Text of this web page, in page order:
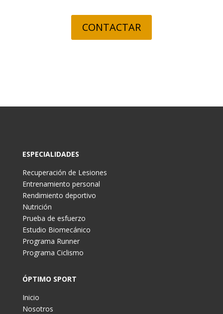
CONTACTAR
ESPECIALIDADES
Recuperación de Lesiones
Entrenamiento personal
Rendimiento deportivo
Nutrición
Prueba de esfuerzo
Estudio Biomecánico
Programa Runner
Programa Ciclismo
ÓPTIMO SPORT
Inicio
Nosotros